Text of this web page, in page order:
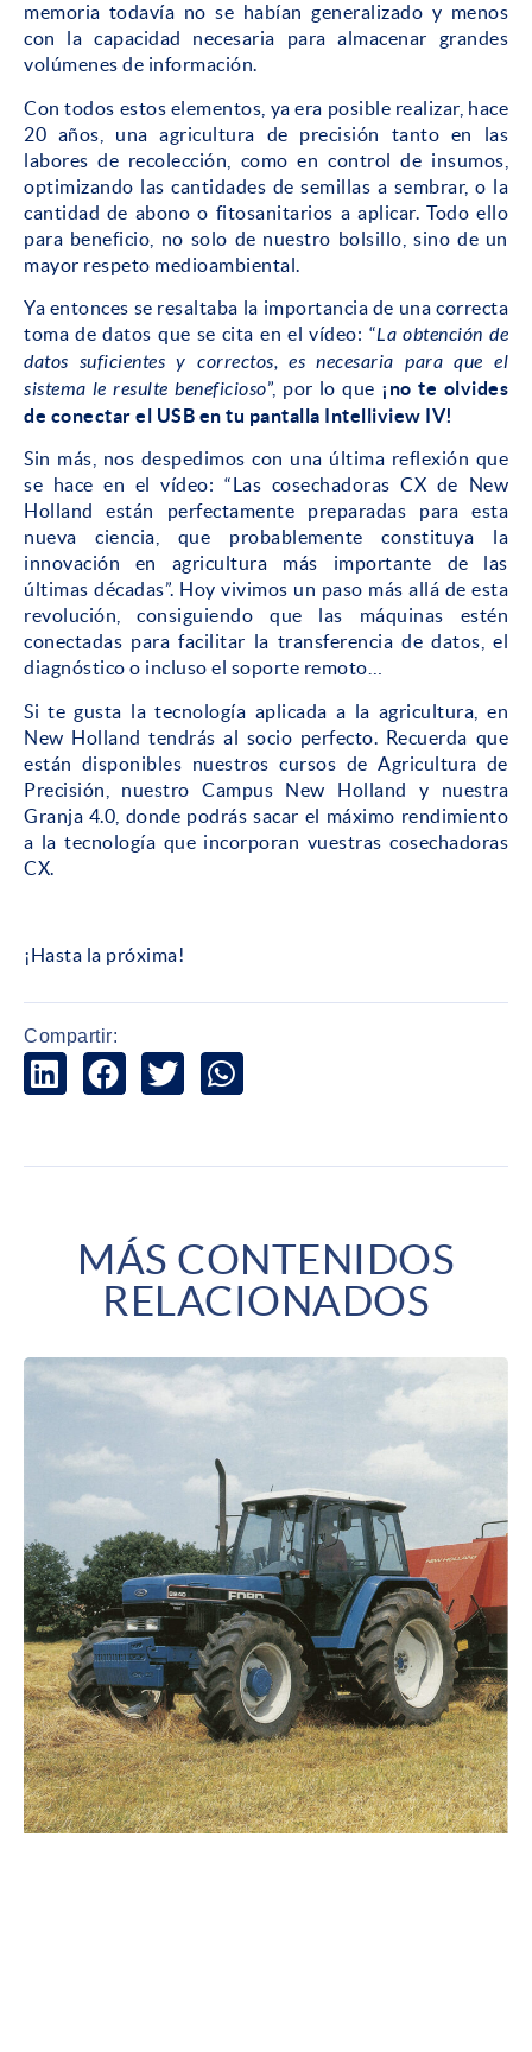
memoria todavía no se habían generalizado y menos
con la capacidad necesaria para almacenar grandes
volúmenes de información.
Con todos estos elementos, ya era posible realizar, hace
20 años, una agricultura de precisión tanto en las
labores de recolección, como en control de insumos,
optimizando las cantidades de semillas a sembrar, o la
cantidad de abono o fitosanitarios a aplicar. Todo ello
para beneficio, no solo de nuestro bolsillo, sino de un
mayor respeto medioambiental.
Ya entonces se resaltaba la importancia de una correcta
toma de datos que se cita en el vídeo: “La obtención de
datos suficientes y correctos, es necesaria para que el
sistema le resulte beneficioso”, por lo que ¡no te olvides
de conectar el USB en tu pantalla Intelliview IV!
Sin más, nos despedimos con una última reflexión que
se hace en el vídeo: “Las cosechadoras CX de New
Holland están perfectamente preparadas para esta
nueva ciencia, que probablemente constituya la
innovación en agricultura más importante de las
últimas décadas”. Hoy vivimos un paso más allá de esta
revolución, consiguiendo que las máquinas estén
conectadas para facilitar la transferencia de datos, el
diagnóstico o incluso el soporte remoto…
Si te gusta la tecnología aplicada a la agricultura, en
New Holland tendrás al socio perfecto. Recuerda que
están disponibles nuestros cursos de Agricultura de
Precisión, nuestro Campus New Holland y nuestra
Granja 4.0, donde podrás sacar el máximo rendimiento
a la tecnología que incorporan vuestras cosechadoras
CX.
¡Hasta la próxima!
Compartir:
MÁS CONTENIDOS
RELACIONADOS